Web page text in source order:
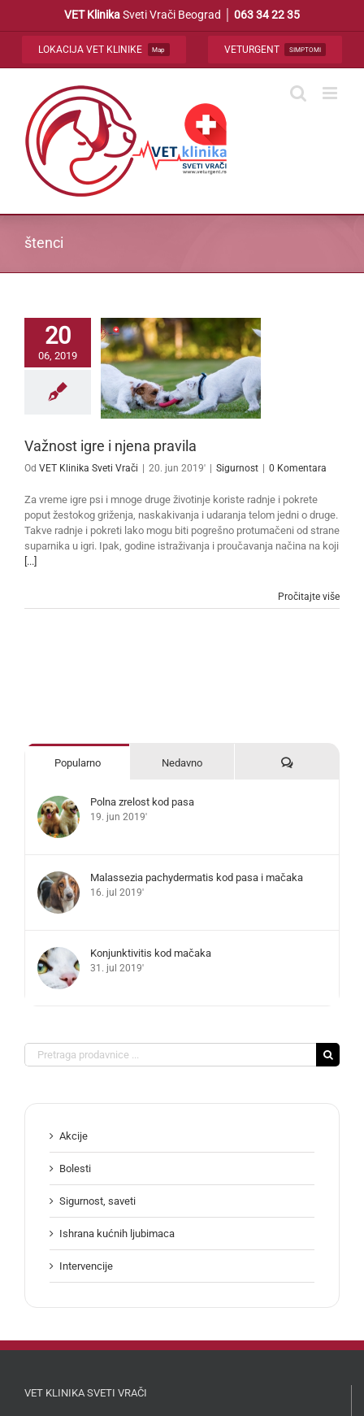
VET KlinikaSveti Vrači Beograd │ 063 34 22 35
LOKACIJA VET KLINIKE Map VETURGENT SIMPTOMI
štenci
20
06, 2019
Važnost igre i njena pravila
Od VET Klinika Sveti Vrači 20. jun 2019' Sigurnost 0 Komentara
Za vreme igre psi i mnoge druge životinje koriste radnje i pokrete
poput žestokog griženja, naskakivanja i udaranja telom jedni o druge.
Takve radnje i pokreti lako mogu biti pogrešno protumačeni od strane
suparnika u igri. Ipak, godine istraživanja i proučavanja načina na koji
[...]
Pročitajte više
Popularno Nedavno Komentari
Polna zrelost kod pasa
19. jun 2019'
Malassezia pachydermatis kod pasa i mačaka
16. jul 2019'
Konjunktivitis kod mačaka
31. jul 2019'
Search
for:
Akcije
Bolesti
Sigurnost, saveti
Ishrana kućnih ljubimaca
Intervencije
VET KLINIKA SVETI VRAČI